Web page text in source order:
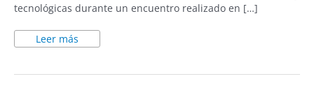
tecnológicas durante un encuentro realizado en […]
Leer más